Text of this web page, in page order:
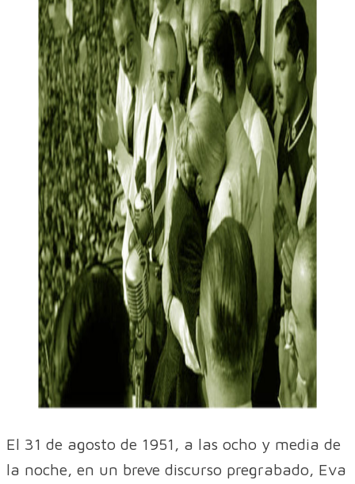
El 31 de agosto de 1951, a las ocho y media de
la noche, en un breve discurso pregrabado, Eva